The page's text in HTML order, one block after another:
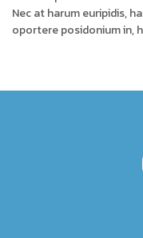
Nec at harum euripidis,
oportere posidonium in,